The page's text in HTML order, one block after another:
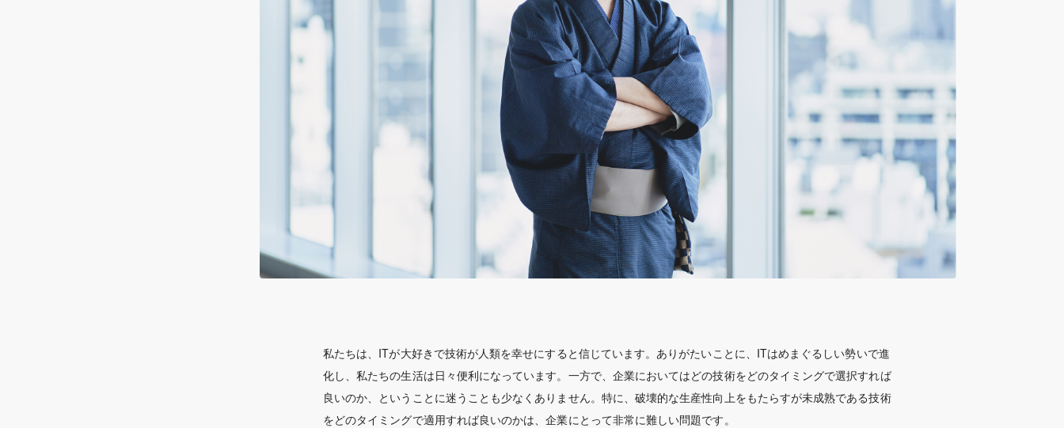
私たちは、ITが大好きで技術が人類を幸せにすると信じています。ありがたいことに、ITはめまぐるしい勢いで進
化し、私たちの生活は日々便利になっています。一方で、企業においてはどの技術をどのタイミングで選択すれば
良いのか、ということに迷うことも少なくありません。特に、破壊的な生産性向上をもたらすが未成熟である技術
をどのタイミングで適用すれば良いのかは、企業にとって非常に難しい問題です。